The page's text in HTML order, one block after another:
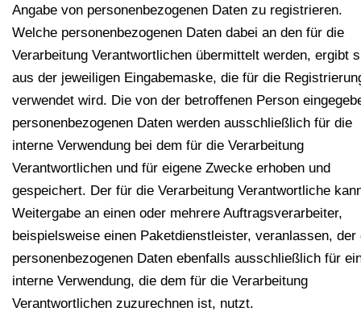
Angabe von personenbezogenen Daten zu registrieren.
Welche personenbezogenen Daten dabei an den für die
Verarbeitung Verantwortlichen übermittelt werden, ergibt
aus der jeweiligen Eingabemaske, die für die
verwendet wird. Die von der betroffenen Person
personenbezogenen Daten werden ausschließlich für die
interne Verwendung bei dem für die Verarbeitung
Verantwortlichen und für eigene Zwecke erhoben und
gespeichert. Der für die Verarbeitung Verantwortliche
Weitergabe an einen oder mehrere Auftragsverarbeiter,
beispielsweise einen Paketdienstleister, veranlassen, der
personenbezogenen Daten ebenfalls ausschließlich für
interne Verwendung, die dem für die Verarbeitung
Verantwortlichen zuzurechnen ist, nutzt.